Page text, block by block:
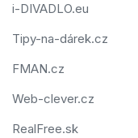
i-DIVADLO.eu
Tipy-na-dárek.cz
FMAN.cz
Web-clever.cz
RealFree.sk